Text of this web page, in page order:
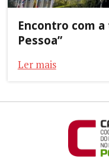
Encontro com a
Pessoa”
Ler mais